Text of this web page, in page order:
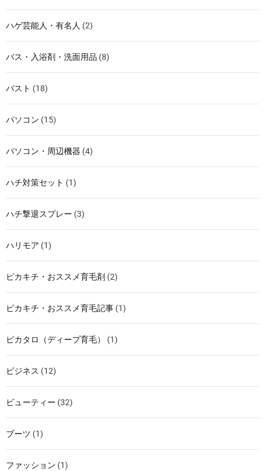
ハゲ芸能人・有名人 (2)
バス・入浴剤・洗面用品 (8)
バスト (18)
パソコン (15)
パソコン・周辺機器 (4)
ハチ対策セット (1)
ハチ撃退スプレー (3)
ハリモア (1)
ピカキチ・おススメ育毛剤 (2)
ピカキチ・おススメ育毛記事 (1)
ピカタロ（ディープ育毛） (1)
ビジネス (12)
ビューティー (32)
ブーツ (1)
ファッション (1)